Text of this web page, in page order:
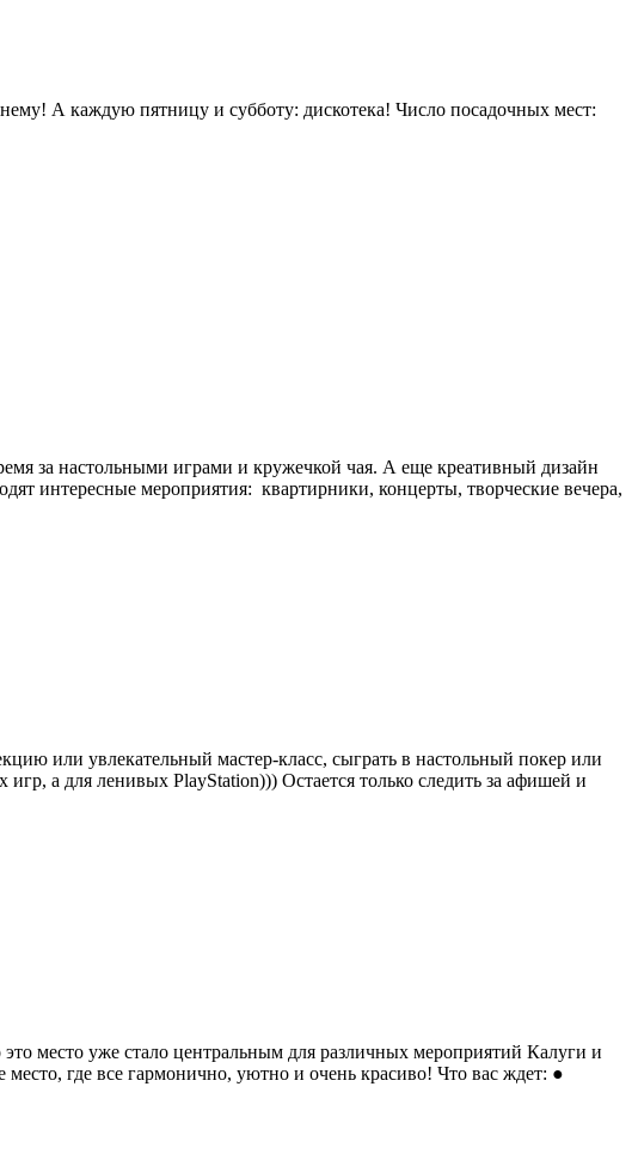
А каждую пятницу и субботу: дискотека! Число посадочных мест:
за настольными играми и кружечкой чая. А еще креативный дизайн
интересные мероприятия: квартирники, концерты, творческие вечера,
или увлекательный мастер-класс, сыграть в настольный покер или
а для ленивых PlayStation))) Остается только следить за афишей и
место уже стало центральным для различных мероприятий Калуги и
где все гармонично, уютно и очень красиво! Что вас ждет: ●